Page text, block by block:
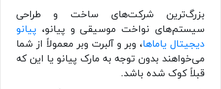
بزرگ‌ترین شرکت‌های ساخت و طراحی
سیستم‌های نواخت موسیقی و پیانو، پیانو
دیجیتال یاماها، وبر و آلبرت وبر معمولاً از شما
می‌خواهند بدون توجه به مارک پیانو یا این که
قبلاً کوک شده باشد.